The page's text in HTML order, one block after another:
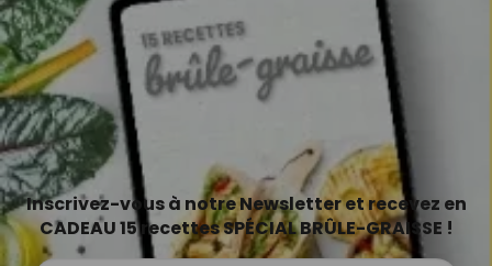
Inscrivez-vous à notre Newsletter et recevez en
CADEAU 15 recettes SPÉCIAL BRÛLE-GRAISSE !